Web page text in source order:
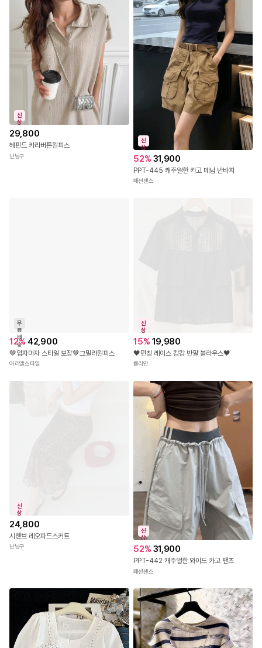
신
상
29,800
헤핀드 카라버튼원피스
난닝구
신
상
52% 31,900
PPT-445 캐주얼한 카고 데님 반바지
패션센스
무
료
배
송
12% 42,900
🤎입자마자 스타일 보장🤎그밀라원피스
아리엘스타일
신
상
15% 19,980
🖤펀칭 레이스 캉캉 반팔 블라우스🖤
뮬리안
신
상
24,800
시첸브 레오파드스커트
난닝구
신
상
52% 31,900
PPT-442 캐주얼한 와이드 카고 팬츠
패션센스